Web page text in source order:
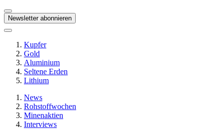
Newsletter abonnieren
Kupfer
Gold
Aluminium
Seltene Erden
Lithium
News
Rohstoffwochen
Minenaktien
Interviews